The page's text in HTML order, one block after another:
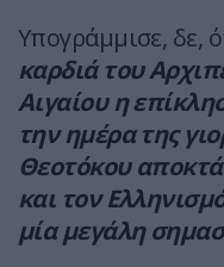
Υπογράμμισε, δε,
καρδιά του
Αιγαίου η
την ημέρα της
Θεοτόκου αποκτά
και τον
μία μεγάλη